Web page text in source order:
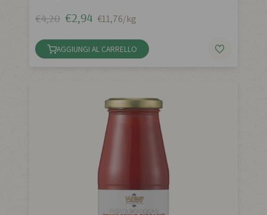
€4,20 €2,94 €11,76/kg
AGGIUNGI AL CARRELLO